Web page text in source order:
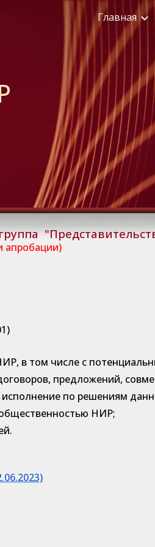
Skip to navigation
Главная
апробации)
в том числе с
предложений,
по решениям
НИР;